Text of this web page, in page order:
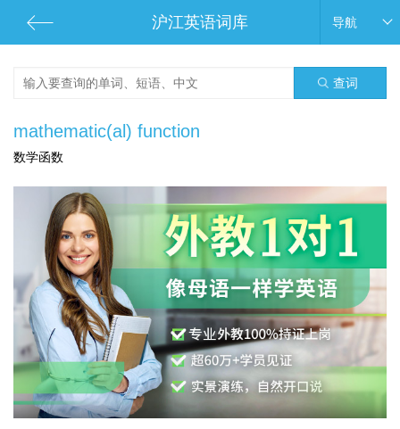
沪江英语词库 导航
查词
mathematic(al) function
数学函数